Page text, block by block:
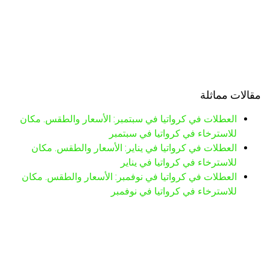
مقالات مماثلة
العطلات في كرواتيا في سبتمبر: الأسعار والطقس. مكان
للاسترخاء في كرواتيا في سبتمبر
العطلات في كرواتيا في يناير: الأسعار والطقس. مكان
للاسترخاء في كرواتيا في يناير
العطلات في كرواتيا في نوفمبر: الأسعار والطقس. مكان
للاسترخاء في كرواتيا في نوفمبر